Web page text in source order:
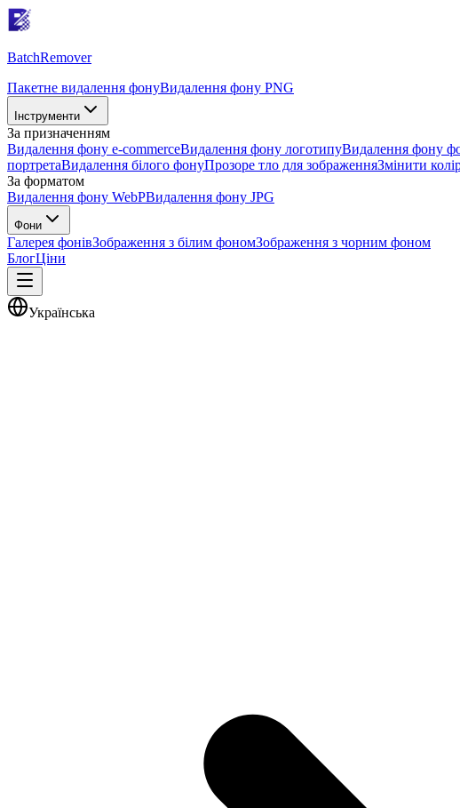
BatchRemover
Пакетне видалення фонуВидалення фону PNG
Інструменти
За призначенням
Видалення фону e-commerceВидалення фону логотипуВидалення фону
портретаВидалення білого фонуПрозоре тло для зображенняЗмінити
За форматом
Видалення фону WebPВидалення фону JPG
Фони
Галерея фонівЗображення з білим фономЗображення з чорним фоном
БлогЦіни
Українська